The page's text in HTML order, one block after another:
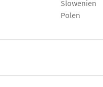
Slowenien
Polen